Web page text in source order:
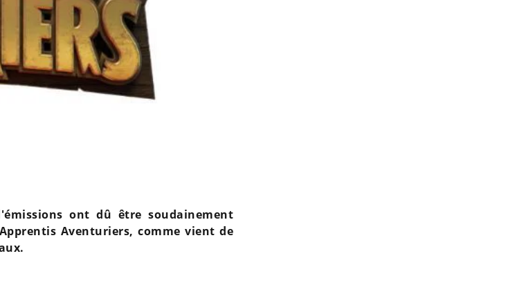
ont dû être soudainement
Aventuriers, comme vient de